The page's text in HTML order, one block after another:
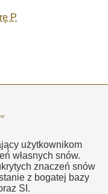
P
użytkownikom
własnych snów.
znaczeń snów
z bogatej bazy
SI.